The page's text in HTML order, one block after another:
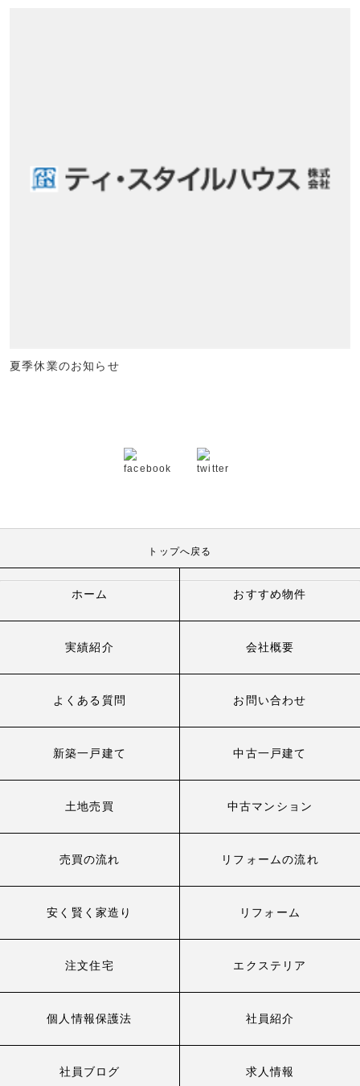
夏季休業のお知らせ
トップへ戻る
ホーム おすすめ物件
実績紹介 会社概要
よくある質問 お問い合わせ
新築一戸建て 中古一戸建て
土地売買 中古マンション
売買の流れ リフォームの流れ
安く賢く家造り リフォーム
注文住宅 エクステリア
個人情報保護法 社員紹介
社員ブログ 求人情報